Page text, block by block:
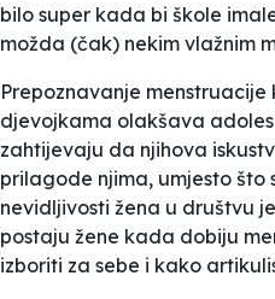
bilo super kada bi škole
možda (čak) nekim vlažnim
Prepoznavanje
djevojkama olakšava
zahtijevaju da njihova
prilagode njima, umjesto
nevidljivosti žena u društvu
postaju žene kada dobiju
izboriti za sebe i kako